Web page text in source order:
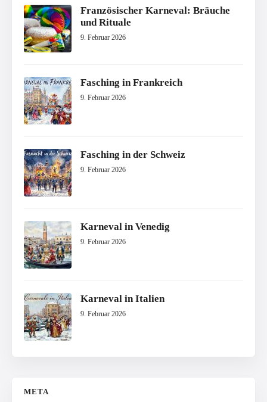
Französischer Karneval: Bräuche
und Rituale
9. Februar 2026
Fasching in Frankreich
9. Februar 2026
Fasching in der Schweiz
9. Februar 2026
Karneval in Venedig
9. Februar 2026
Karneval in Italien
9. Februar 2026
META